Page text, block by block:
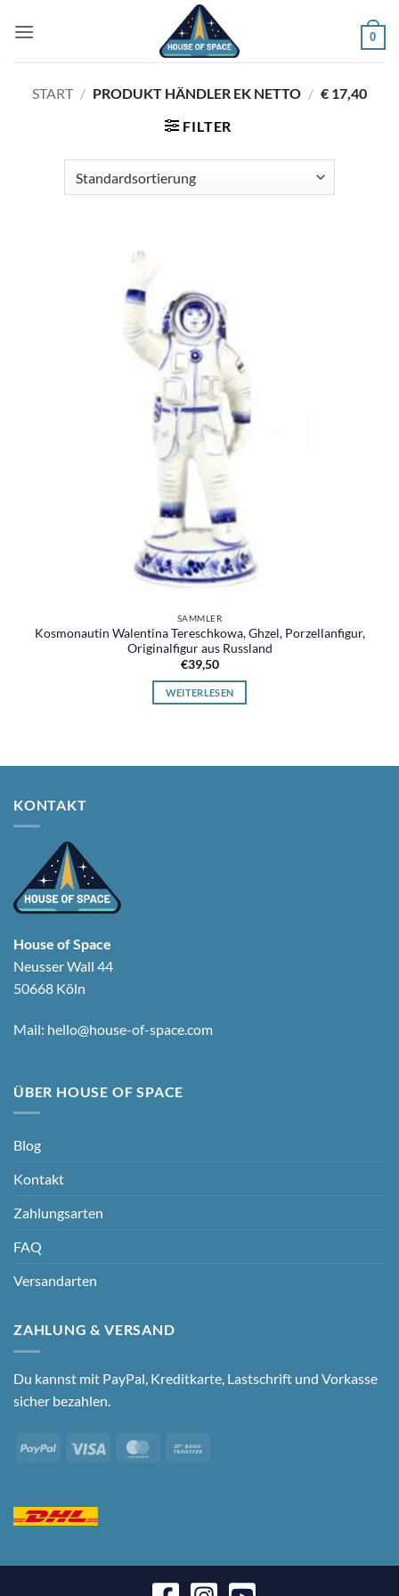
Inhalt
0
START / PRODUKT HÄNDLER EK NETTO / € 17,40
FILTER
SAMMLER
Kosmonautin Walentina Tereschkowa, Ghzel, Porzellanfigur,
Originalfigur aus Russland
€39,50
WEITERLESEN
KONTAKT
House of Space
Neusser Wall 44
50668 Köln
Mail: hello@house-of-space.com
ÜBER HOUSE OF SPACE
Blog
Kontakt
Zahlungsarten
FAQ
Versandarten
ZAHLUNG & VERSAND
Du kannst mit PayPal, Kreditkarte, Lastschrift und Vorkasse
sicher bezahlen.
PayPal Visa MasterCard